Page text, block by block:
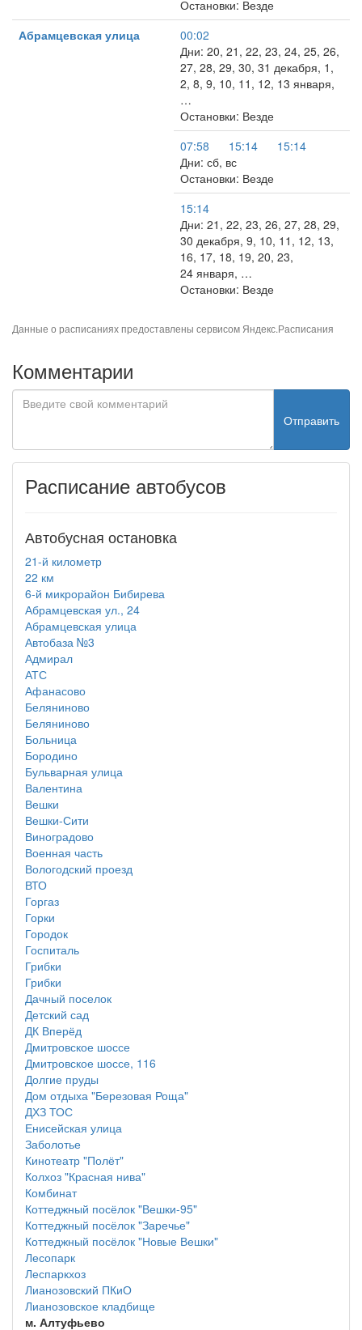
Остановки: Везде
Абрамцевская улица
00:02
Дни: 20, 21, 22, 23, 24, 25, 26,
27, 28, 29, 30, 31 декабря, 1,
2, 8, 9, 10, 11, 12, 13 января,
…
Остановки: Везде
07:58
15:14
15:14
Дни: сб, вс
Остановки: Везде
15:14
Дни: 21, 22, 23, 26, 27, 28, 29,
30 декабря, 9, 10, 11, 12, 13,
16, 17, 18, 19, 20, 23,
24 января, …
Остановки: Везде
Данные о расписаниях предоставлены сервисом Яндекс.Расписания
Комментарии
Отправить
Расписание автобусов
Автобусная остановка
21-й километр
22 км
6-й микрорайон Бибирева
Абрамцевская ул., 24
Абрамцевская улица
Автобаза №3
Адмирал
АТС
Афанасово
Беляниново
Беляниново
Больница
Бородино
Бульварная улица
Валентина
Вешки
Вешки-Сити
Виноградово
Военная часть
Вологодский проезд
ВТО
Горгаз
Горки
Городок
Госпиталь
Грибки
Грибки
Дачный поселок
Детский сад
ДК Вперёд
Дмитровское шоссе
Дмитровское шоссе, 116
Долгие пруды
Дом отдыха "Березовая Роща"
ДХЗ ТОС
Енисейская улица
Заболотье
Кинотеатр "Полёт"
Колхоз "Красная нива"
Комбинат
Коттеджный посёлок "Вешки-95"
Коттеджный посёлок "Заречье"
Коттеджный посёлок "Новые Вешки"
Лесопарк
Леспаркхоз
Лианозовский ПКиО
Лианозовское кладбище
м. Алтуфьево